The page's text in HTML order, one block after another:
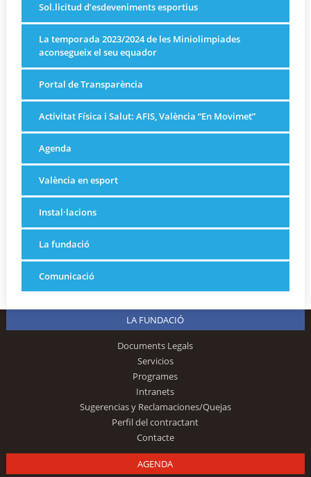
Sol.licitud d’esdeveniments esportius
La temporada 2023/2024 de les Miniolimpiades
aconsegueix el seu equador
Portal de Transparència
Activitat Física i Salut: AFIS, València “En Movimet”
Agenda
València en esport
Instal·lacions
La fundació
Comunicació
LA FUNDACIÓ
Documents Legals
Servicios
Programes
Intranets
Sugerencias y Reclamaciones/Quejas
Perfil del contractant
Contacte
AGENDA